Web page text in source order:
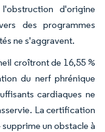
d'origine
des programmes
ne s'aggravent.
croîtront de 16,55 %
du nerf phrénique
cardiaques ne
La certification
un obstacle à